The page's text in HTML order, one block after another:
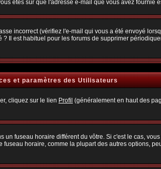
êtes sûr que l'adresse e-mail que vous avez fournie
incorrect (vérifiez l'e-mail qui vous a été envoyé
Il est habituel pour les forums de supprimer
et paramètres des Utilisateurs
cliquez sur le lienProfil(généralement en haut des
fuseau horaire différent du vôtre. Si c'est le cas,
horaire, comme la plupart des autres options,